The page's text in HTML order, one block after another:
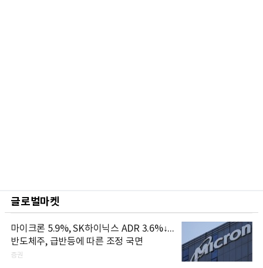
글로벌마켓
마이크론 5.9%, SK하이닉스 ADR 3.6%↓...
반도체주, 급반등에 따른 조정 국면
증권